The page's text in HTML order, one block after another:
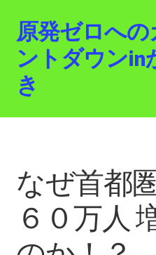
ナ
ビ
ゲ
ー
シ
キ
ッ
プ
コ
ン
テ
ン
ツ
プ
原発ゼロへの
ントダウンin
き
ホーム
活動紹介
2012.3.11 「原発ゼロへ
き」「原発ゼロへの行進
なぜ首都
６０万人